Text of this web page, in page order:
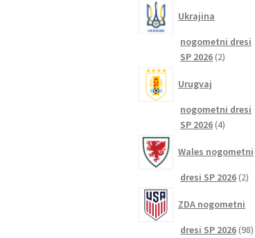
Ukrajina
nogometni dresi
SP 2026 22
Urugvaj
nogometni dresi
SP 2026 44
Wales nogometni
dresi SP 2026 22
ZDA nogometni
dresi SP 2026 9898